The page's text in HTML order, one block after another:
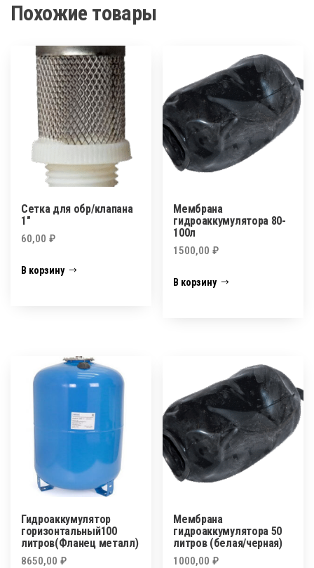
Похожие товары
Сетка для обр/клапана
1″
60,00 ₽
В корзину
Мембрана
гидроаккумулятора 80-
100л
1500,00₽
В корзину
Гидроаккумулятор
горизонтальный100
литров(Фланец металл)
8650,00 ₽
Мембрана
гидроаккумулятора 50
литров (белая/черная)
1000,00₽